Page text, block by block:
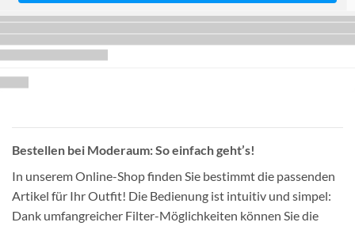
Bestellen bei Moderaum: So einfach geht’s!
In unserem Online-Shop finden Sie bestimmt die passenden
Artikel für Ihr Outfit! Die Bedienung ist intuitiv und simpel:
Dank umfangreicher Filter-Möglichkeiten können Sie die